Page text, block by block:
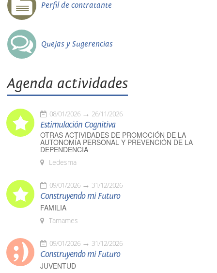
Perfil de contratante
Quejas y Sugerencias
Agenda actividades
08/01/2026 26/11/2026
Estimulación Cognitiva
OTRAS ACTIVIDADES DE PROMOCIÓN DE LA
AUTONOMÍA PERSONAL Y PREVENCIÓN DE LA
DEPENDENCIA
Ledesma
09/01/2026 31/12/2026
Construyendo mi Futuro
FAMILIA
Tamames
09/01/2026 31/12/2026
Construyendo mi Futuro
JUVENTUD